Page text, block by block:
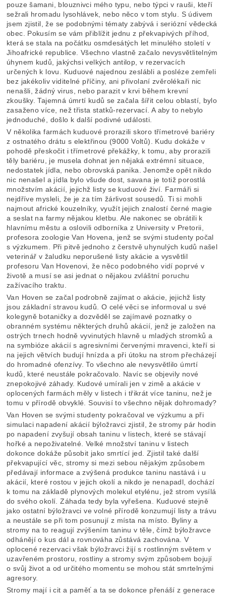
pouze šamani, blouznivci mého typu, nebo týpci v rauši, kteří
sežrali hromadu lysohlávek, nebo něco v tom stylu. S údivem
jsem zjistil, že se podobnými tématy zabývá i seriózní vědecká
obec. Pokusím se vám přiblížit jednu z překvapivých příhod,
která se stala na počátku osmdesátých let minulého století v
Jihoafrické republice. Všechno vlastně začalo nevysvětlitelným
úhynem kudů, jakýchsi velkých antilop, v rezervacích
určených k lovu. Kuduové najednou zeslábli a posléze zemřeli
bez jakékoliv viditelné příčiny, ani přivolaní zvěrolékaři nic
nenašli, žádný virus, nebo parazit v krvi během krevní
zkoušky. Tajemná úmrtí kudů se začala šířit celou oblastí, bylo
zasaženo více, než třista statků-rezervací. A aby to nebylo
jednoduché, došlo k další podivné události.
V několika farmách kuduové prorazili skoro třímetrové bariéry
z ostnatého drátu s elektřinou (9000 Voltů). Kudu dokáže v
pohodě přeskočit i třímetrové překážky, k tomu, aby prorazili
těly bariéru, je musela dohnat jen nějaká extrémní situace,
nedostatek jídla, nebo obrovská panika. Jenomže opět nikdo
nic nenašel a jídla bylo všude dost, savana je totiž porostlá
množstvím akácií, jejichž listy se kuduové živí. Farmáři si
nejdříve mysleli, že je za tím žárlivost sousedů. Ti si mohli
najmout africké kouzelníky, využít jejich znalostí černé magie
a seslat na farmy nějakou kletbu. Ale nakonec se obrátili k
hlavnímu městu a oslovili odborníka z University v Pretorii,
profesora zoologie Van Hovena, jenž se svými studenty počal
s výzkumem. Při pitvě jednoho z čerstvě uhynulých kudů našel
veterinář v žaludku neporušené listy akácie a vysvětlil
profesoru Van Hovenovi, že něco podobného vidí poprvé v
životě a musí se asi jednat o nějakou zvláštní poruchu
zažívacího traktu.
Van Hoven se začal podrobně zajímat o akácie, jejichž listy
jsou základní stravou kudů. O celé věci se informoval u své
kolegyně botaničky a dozvěděl se zajímavé poznatky o
obranném systému některých druhů akácií, jenž je založen na
ostrých trnech hodně vyvinutých hlavně u mladých stromků a
na symbióze akácií s agresivními červenými mravenci, kteří si
na jejich větvích budují hnízda a při útoku na strom přecházejí
do hromadné ofenzívy. To všechno ale nevysvětlilo úmrtí
kudů, které neustále pokračovalo. Navíc se objevily nové
znepokojivé záhady. Kudové umírali jen v zimě a akácie v
oplocených farmách měly v listech i třikrát více taninu, než je
tomu v přírodě obvyklé. Souvisí to všechno nějak dohromady?
Van Hoven se svými studenty pokračoval ve výzkumu a při
simulaci napadení akácií býložravci zjistil, že stromy pár hodin
po napadení zvyšují obsah taninu v listech, které se stávají
hořké a nepoživatelné. Velké množství taninu v listech
dokonce dokáže působit jako smrtící jed. Zjistil také další
překvapující věc, stromy si mezi sebou nějakým způsobem
předávají informace a zvýšená produkce taninu nastává i u
akácií, které rostou v jejich okolí a nikdo je nenapadl, dochází
k tomu na základě plynových molekul etylénu, jež strom vysílá
do svého okolí. Záhada tedy byla vyřešena. Kuduové stejně
jako ostatní býložravci ve volné přírodě konzumují listy a trávu
a neustále se při tom posunují z místa na místo. Byliny a
stromy na to reagují zvýšením taninu v těle, čímž býložravce
odhánějí o kus dál a rovnováha zůstává zachována. V
oplocené rezervaci však býložravci žijí s rostlinným světem v
uzavřeném prostoru, rostliny a stromy svým způsobem bojují
o svůj život a od určitého momentu se mohou stát smrtelnými
agresory.
Stromy mají i cit a paměť a ta se dokonce přenáší z generace